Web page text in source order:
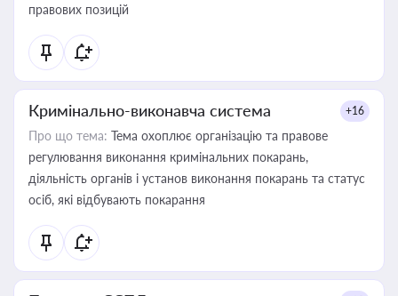
правових позицій
Кримінально-виконавча система +16
Про що тема: Тема охоплює організацію та правове
регулювання виконання кримінальних покарань,
діяльність органів і установ виконання покарань та статус
осіб, які відбувають покарання